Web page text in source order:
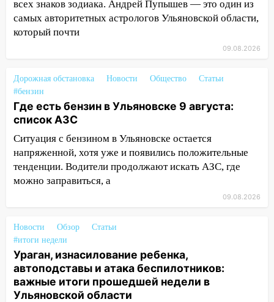
11:00 В Ульяновской области люди в
СНТ сидят без света
09:18
движение трамваев в Ульяновске
09:15
Ураган, изнасилование ребенка,
автоподставы и атака беспилотников:
важные итоги прошедшей недели в
Ульяновской области
08:19 Внимание! В Цильнинском районе
пропал 67-летний мужчина
08:11 На Ульяновск снова надвигается
непогода
всех знаков зодиака. Андрей Пупышев — это один из
самых авторитетных астрологов Ульяновской области,
который почти
09.08.2026
Дорожная обстановка Новости Общество
Статьи
#бензин
Где есть бензин в Ульяновске 9 августа:
список АЗС
Ситуация с бензином в Ульяновске остается
напряженной, хотя уже и появились положительные
тенденции. Водители продолжают искать АЗС, где
можно заправиться, а
09.08.2026
Новости Обзор
Статьи
#итоги недели
Ураган, изнасилование ребенка,
автоподставы и атака беспилотников:
важные итоги прошедшей недели в
Ульяновской области